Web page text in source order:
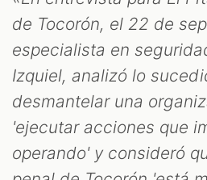
de Tocorón, el 22 de
especialista en
Izquiel, analizó lo
desmantelar una
'ejecutar acciones que
operando' y consideró